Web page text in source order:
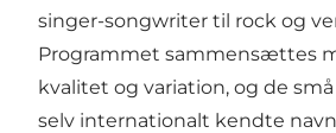
singer-songwriter til rock og
Programmet sammensættes
kvalitet og variation, og de
selv internationalt kendte